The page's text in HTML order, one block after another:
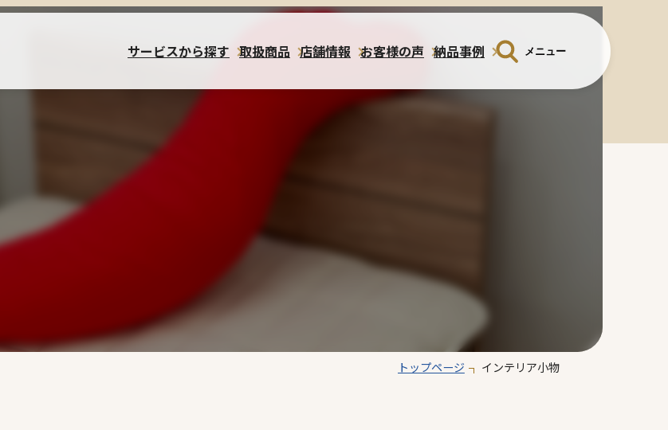
サービスから探す 取扱商品 店舗情報 お客様の声 納品事例 メニュー
トップページ インテリア小物